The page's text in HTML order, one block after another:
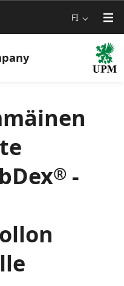
FI
® -